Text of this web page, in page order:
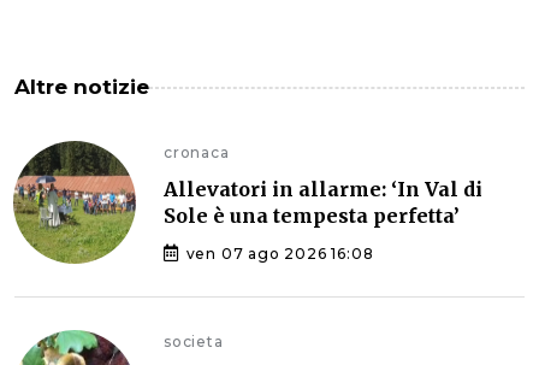
Altre notizie
cronaca
Allevatori in allarme: ‘In Val di
Sole è una tempesta perfetta’
ven 07 ago 2026 16:08
societa